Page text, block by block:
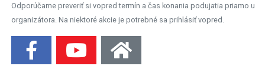
Odporúčame preveriť si vopred termín a čas konania podujatia priamo u
organizátora. Na niektoré akcie je potrebné sa prihlásiť vopred.